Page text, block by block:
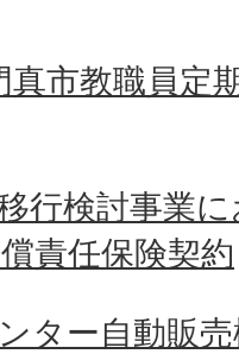
市教職員定
行検討事業
責任保険契約
ター自動販